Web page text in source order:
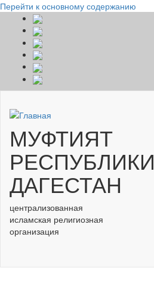
Перейти к основному содержанию
МУФТИЯТ
РЕСПУБЛИКИ
ДАГЕСТАН
централизованная
исламская религиозная
организация